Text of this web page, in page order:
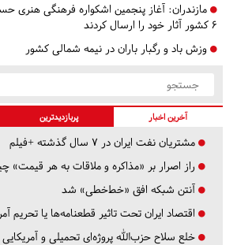
مازندران: آغاز پنجمین اشکواره فرهنگی هنری
6 کشور آثار خود را ارسال کردند
وزش باد و رگبار باران در نیمه شمالی کشور
آخرین اخبار پربازدیدترین
مشتریان نفت ایران در ۷ سال گذشته +فیلم
راز اصرار بر «مذاکره و ملاقات به هر
آنتن شبکه افق «خط‌خطی» شد
اقتصاد ایران تحت تاثیر قطعنامه‌ها یا تحریم‌
خلع سلاح حزب‌الله پروژه‌ای تحمیلی و